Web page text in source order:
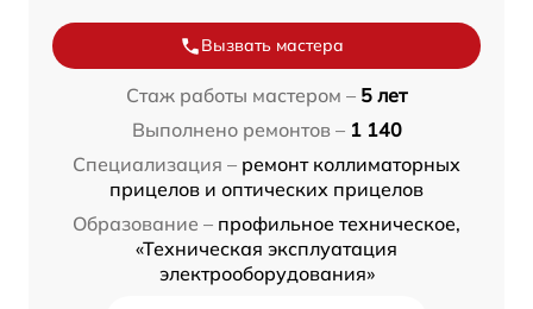
Вызвать мастера
Стаж работы мастером – 5 лет
Выполнено ремонтов – 1 140
Специализация – ремонт коллиматорных
прицелов и оптических прицелов
Образование – профильное техническое,
«Техническая эксплуатация
электрооборудования»